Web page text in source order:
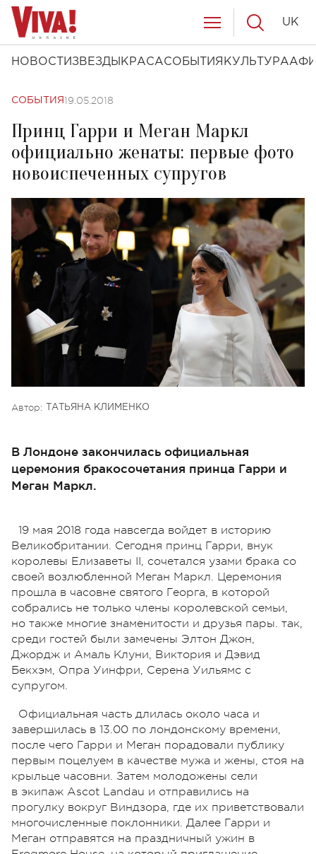
НОВОСТИ ЗВЕЗДЫ КРАСАСОБЫТИЯ КУЛЬТУРА
UK
СОБЫТИЯ 19.05.2018
Принц Гарри и Меган Маркл
официально женаты: первые фото
новоиспеченных супругов
Автор: ТАТЬЯНА КЛИМЕНКО
В Лондоне закончилась официальная
церемония бракосочетания принца Гарри и
Меган Маркл.
19 мая 2018 года навсегда войдет в историю
Великобритании. Сегодня принц Гарри, внук
королевы Елизаветы II, сочетался узами брака со
своей возлюбленной Меган Маркл. Церемония
прошла в часовне святого Георга, в которой
собрались не только члены королевской семьи,
но также многие знаменитости и друзья пары. так,
среди гостей были замечены Элтон Джон,
Джордж и Амаль Клуни, Виктория и Дэвид
Бекхэм, Опра Уинфри, Серена Уильямс с
супругом.
Официальная часть длилась около часа и
завершилась в 13.00 по лондонскому времени,
после чего Гарри и Меган порадовали публику
первым поцелуем в качестве мужа и жены, стоя на
крыльце часовни. Затем молодожены сели
в экипаж Ascot Landau и отправились на
прогулку вокруг Виндзора, где их приветствовали
многочисленные поклонники. Далее Гарри и
Меган отправятся на праздничный ужин в